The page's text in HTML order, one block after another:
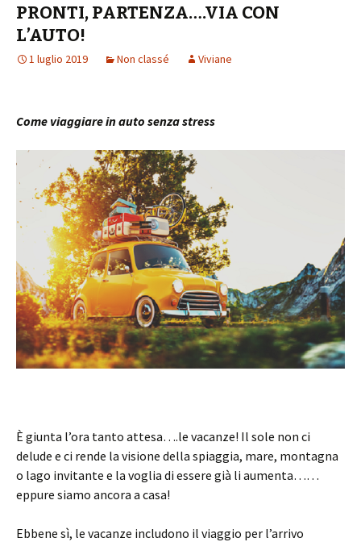
PRONTI, PARTENZA….VIA CON
L’AUTO!
1 luglio 2019 Non classé Viviane
Come viaggiare in auto senza stress
È giunta l’ora tanto attesa….le vacanze! Il sole non ci
delude e ci rende la visione della spiaggia, mare, montagna
o lago invitante e la voglia di essere già li aumenta……
eppure siamo ancora a casa!
Ebbene sì, le vacanze includono il viaggio per l’arrivo